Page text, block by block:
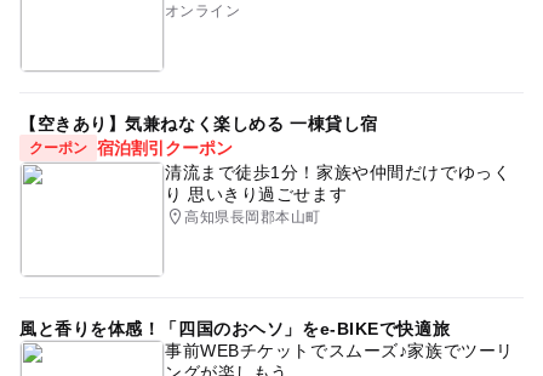
オンライン
【空きあり】気兼ねなく楽しめる 一棟貸し宿
クーポン 宿泊割引クーポン
清流まで徒歩1分！家族や仲間だけでゆっく
り 思いきり過ごせます
高知県長岡郡本山町
風と香りを体感！「四国のおヘソ」をe-BIKEで快適旅
事前WEBチケットでスムーズ♪家族でツーリ